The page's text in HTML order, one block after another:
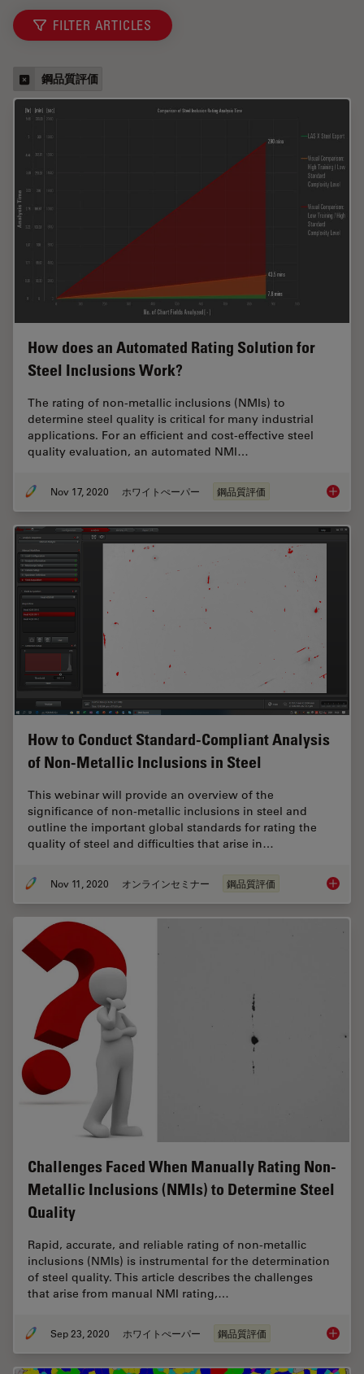
FILTER ARTICLES
鋼品質評価
How does an Automated Rating Solution for
Steel Inclusions Work?
The rating of non-metallic inclusions (NMIs) to
determine steel quality is critical for many industrial
applications. For an efficient and cost-effective steel
quality evaluation, an automated NMI…
Nov 17, 2020 ホワイトぺーパー 鋼品質評価 How
How to Conduct Standard-Compliant Analysis
of Non-Metallic Inclusions in Steel
This webinar will provide an overview of the
significance of non-metallic inclusions in steel and
outline the important global standards for rating the
quality of steel and difficulties that arise in…
Nov 11, 2020 オンラインセミナー 鋼品質評価 How to
Challenges Faced When Manually Rating Non-
Metallic Inclusions (NMIs) to Determine Steel
Quality
Rapid, accurate, and reliable rating of non-metallic
inclusions (NMIs) is instrumental for the determination
of steel quality. This article describes the challenges
that arise from manual NMI rating,…
Sep 23, 2020 ホワイトぺーパー 鋼品質評価